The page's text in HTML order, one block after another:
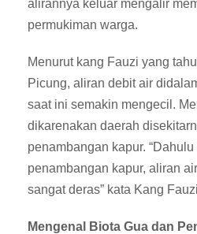
alirannya keluar mengalir
permukiman warga.
Menurut kang Fauzi yang
Picung, aliran debit air
saat ini semakin mengecil.
dikarenakan daerah
penambangan kapur.
penambangan kapur, aliran
sangat deras” kata Kang
Mengenal Biota Gua dan